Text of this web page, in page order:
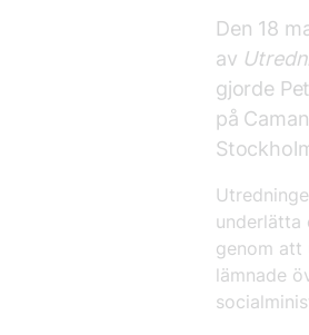
Den 18
av
gjorde
på
underlätta
genom att
lämnade